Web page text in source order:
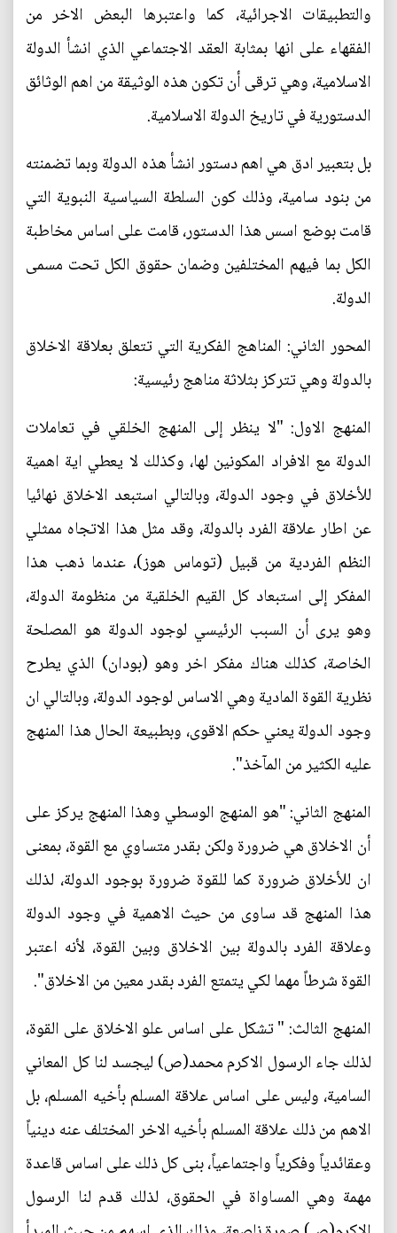
والتطبيقات الاجرائية، كما واعتبرها البعض الاخر من
الفقهاء على انها بمثابة العقد الاجتماعي الذي انشأ الدولة
الاسلامية، وهي ترقى أن تكون هذه الوثيقة من اهم الوثائق
الدستورية في تاريخ الدولة الاسلامية.
بل بتعبير ادق هي اهم دستور انشأ هذه الدولة وبما تضمنته
من بنود سامية، وذلك كون السلطة السياسية النبوية التي
قامت بوضع اسس هذا الدستور، قامت على اساس مخاطبة
الكل بما فيهم المختلفين وضمان حقوق الكل تحت مسمى
الدولة.
المحور الثاني: المناهج الفكرية التي تتعلق بعلاقة الاخلاق
بالدولة وهي تتركز بثلاثة مناهج رئيسية:
المنهج الاول: "لا ينظر إلى المنهج الخلقي في تعاملات
الدولة مع الافراد المكونين لها، وكذلك لا يعطي اية اهمية
للأخلاق في وجود الدولة، وبالتالي استبعد الاخلاق نهائيا
عن اطار علاقة الفرد بالدولة، وقد مثل هذا الاتجاه ممثلي
النظم الفردية من قبيل (توماس هوز)، عندما ذهب هذا
المفكر إلى استبعاد كل القيم الخلقية من منظومة الدولة،
وهو يرى أن السبب الرئيسي لوجود الدولة هو المصلحة
الخاصة، كذلك هناك مفكر اخر وهو (بودان) الذي يطرح
نظرية القوة المادية وهي الاساس لوجود الدولة، وبالتالي ان
وجود الدولة يعني حكم الاقوى، وبطبيعة الحال هذا المنهج
عليه الكثير من المآخذ".
المنهج الثاني: "هو المنهج الوسطي وهذا المنهج يركز على
أن الاخلاق هي ضرورة ولكن بقدر متساوي مع القوة، بمعنى
ان للأخلاق ضرورة كما للقوة ضرورة بوجود الدولة، لذلك
هذا المنهج قد ساوى من حيث الاهمية في وجود الدولة
وعلاقة الفرد بالدولة بين الاخلاق وبين القوة، لأنه اعتبر
القوة شرطاً مهما لكي يتمتع الفرد بقدر معين من الاخلاق".
المنهج الثالث: " تشكل على اساس علو الاخلاق على القوة،
لذلك جاء الرسول الاكرم محمد(ص) ليجسد لنا كل المعاني
السامية، وليس على اساس علاقة المسلم بأخيه المسلم، بل
الاهم من ذلك علاقة المسلم بأخيه الاخر المختلف عنه دينياً
وعقائدياً وفكرياً واجتماعياً، بنى كل ذلك على اساس قاعدة
مهمة وهي المساواة في الحقوق، لذلك قدم لنا الرسول